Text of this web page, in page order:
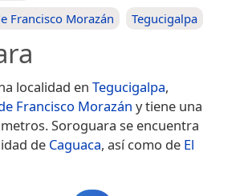
Francisco Morazán
Tegucigalpa
localidad en Tegucigalpa,
Francisco Morazán y tiene una
Soroguara se encuentra
de Caguaca, así como de El